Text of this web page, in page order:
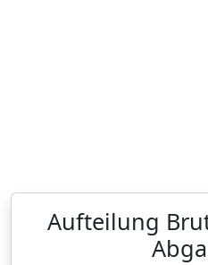
Aufteilung